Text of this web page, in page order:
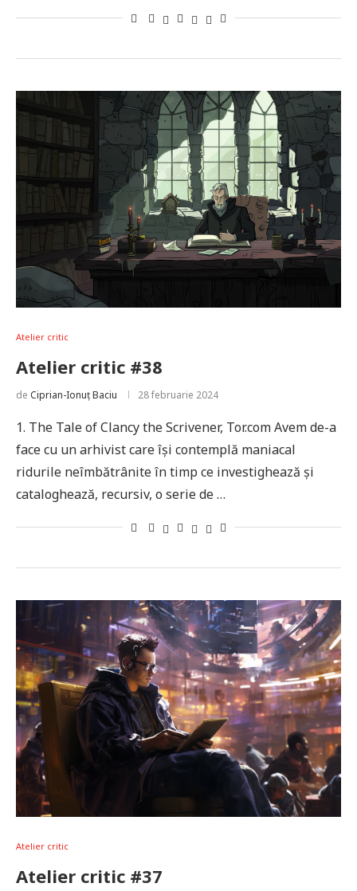
Atelier critic
Atelier critic #38
de Ciprian-Ionuț Baciu 28 februarie 2024
1. The Tale of Clancy the Scrivener, Tor.com Avem de-a
face cu un arhivist care își contemplă maniacal
ridurile neîmbătrânite în timp ce investighează și
cataloghează, recursiv, o serie de …
Atelier critic
Atelier critic #37